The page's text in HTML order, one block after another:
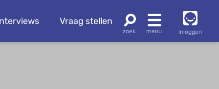
Vraag stellen
inloggen